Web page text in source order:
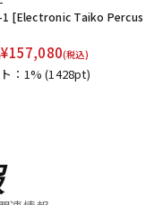
1 [Electronic Taiko Percus
¥157,080(税込)
：1%(1428pt)